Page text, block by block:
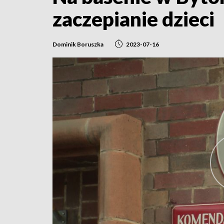
zaczepianie dzieci
Dominik Boruszka 2023-07-16